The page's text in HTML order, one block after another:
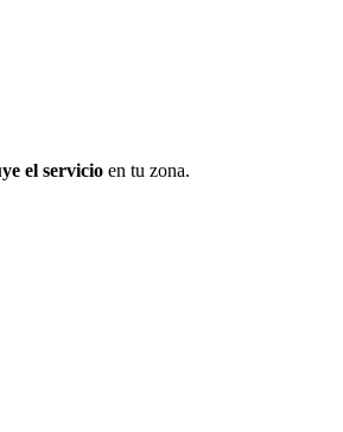
el servicio en tu zona.